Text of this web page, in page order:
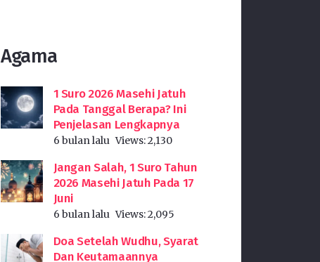
Agama
1 Suro 2026 Masehi Jatuh
Pada Tanggal Berapa? Ini
Penjelasan Lengkapnya
6 bulan lalu Views:2,130
Jangan Salah, 1 Suro Tahun
2026 Masehi Jatuh Pada 17
Juni
6 bulan lalu Views:2,095
Doa Setelah Wudhu, Syarat
Dan Keutamaannya